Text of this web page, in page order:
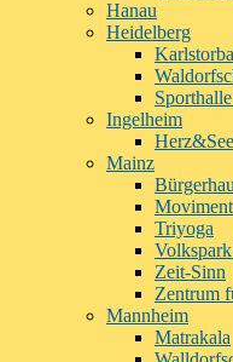
Hanau
Heidelberg
Ingelheim
Mainz
Triyoga
Zeit-Sinn
Zentrum
Mannheim
Matrakala